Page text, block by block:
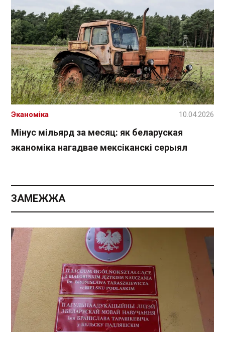
Мінус мільярд за месяц: як беларуская
эканоміка нагадвае мексіканскі серыял
Эканоміка 10.04.2026
ЗАМЕЖЖА